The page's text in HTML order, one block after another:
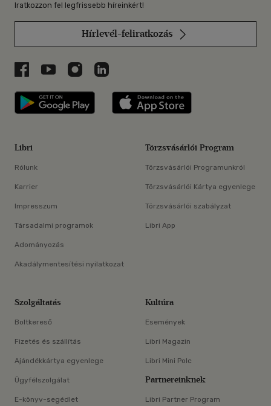
Iratkozzon fel legfrissebb híreinkért!
Hírlevél-feliratkozás
Libri a Facebookon
Libri a Youtube-on
Libri az Instagramon
Libri a LinkedInen
Libri applikáció Szerezd meg: Google
Libri
Rólunk
Karrier
Impresszum
Társadalmi programok
Adományozás
Akadálymentesítési nyilatkozat
Törzsvásárlói Program
Törzsvásárlói Programunkról
Törzsvásárlói Kártya egyenlege
Törzsvásárlói szabályzat
Libri App
Szolgáltatás
Boltkereső
Fizetés és szállítás
Ajándékkártya egyenlege
Ügyfélszolgálat
E-könyv-segédlet
Kultúra
Események
Libri Magazin
Libri Mini Polc
Partnereinknek
Libri Partner Program